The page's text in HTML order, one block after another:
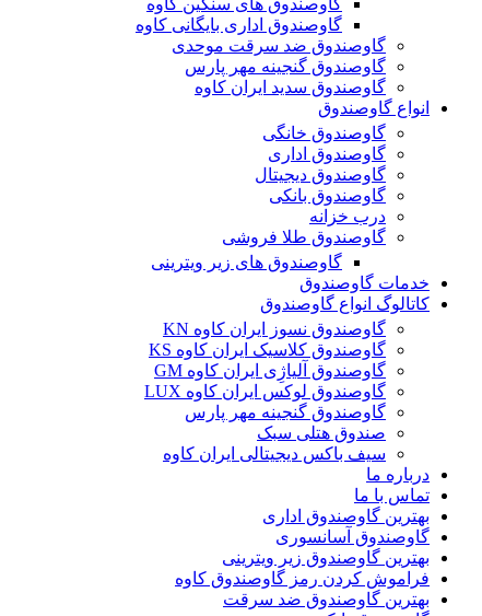
گاوصندوق های سنگین کاوه
گاوصندوق اداری بایگانی کاوه
گاوصندوق ضد سرقت موحدی
گاوصندوق گنجینه مهر پارس
گاوصندوق سدید ایران کاوه
انواع گاوصندوق
گاوصندوق خانگی
گاوصندوق اداری
گاوصندوق دیجیتال
گاوصندوق بانکی
درب خزانه
گاوصندوق طلا فروشی
گاوصندوق های زیر ویترینی
خدمات گاوصندوق
کاتالوگ انواع گاوصندوق
گاوصندوق نسوز ایران کاوه KN
گاوصندوق کلاسیک ایران کاوه KS
گاوصندوق آلیاژِی ایران کاوه GM
گاوصندوق لوکس ایران کاوه LUX
گاوصندوق گنجینه مهر پارس
صندوق هتلی سبک
سیف باکس دیجیتالی ایران کاوه
درباره ما
تماس با ما
بهترین گاوصندوق اداری
گاوصندوق آسانسوری
بهترین گاوصندوق زیر ویترینی
فراموش کردن رمز گاوصندوق کاوه
بهترین گاوصندوق ضد سرقت